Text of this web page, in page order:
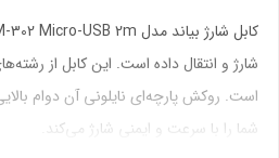
شارژ و انتقال داده است. این کابل از
شما را با سرعت و ایمنی شارژ می‌کند.